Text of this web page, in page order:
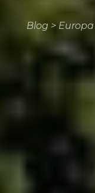
Blog > Europa